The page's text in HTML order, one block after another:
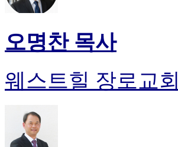
오명찬 목사
웨스트힐 장로교회